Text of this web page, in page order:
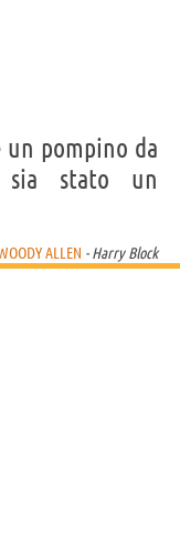
un pompino da
sia stato un
ALLEN - Harry Block